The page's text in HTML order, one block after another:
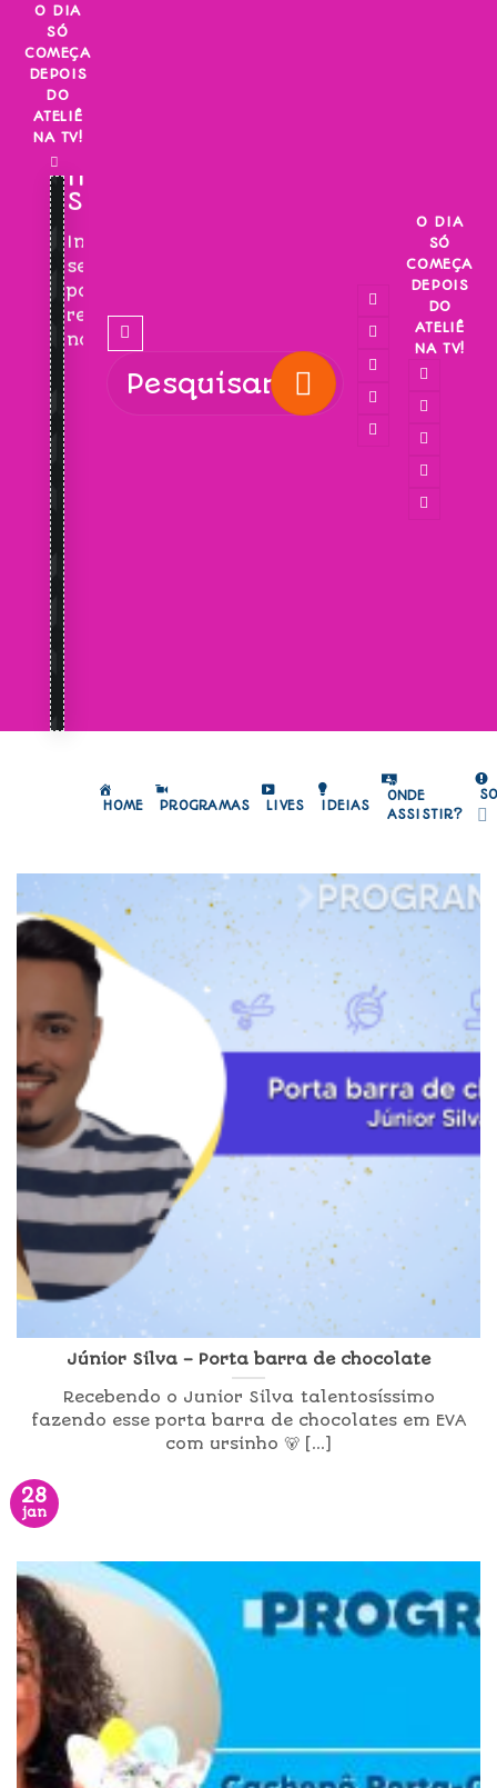
Skip
content
O DIA
SÓ
COMEÇA
DEPOIS
DO
ATELIÊ
NA TV!
INSCREVA-
SE!
Inscreva-
se
para
receber
novidades!
O DIA
SÓ
COMEÇA
DEPOIS
DO
ATELIÊ
NA TV!
HOME PROGRAMAS LIVES IDEIAS
ONDE
ASSISTIR?
Júnior Silva – Porta barra de chocolate
Recebendo o Junior Silva talentosíssimo
fazendo esse porta barra de chocolates em EVA
com ursinho 🐻 [...]
28
jan